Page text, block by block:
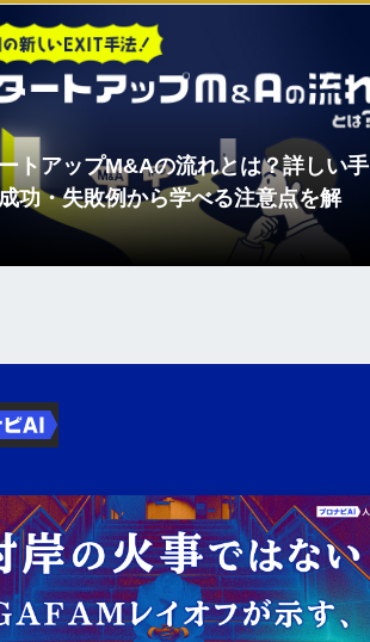
トアップM&Aの流れとは？詳しい手
功・失敗例から学べる注意点を解